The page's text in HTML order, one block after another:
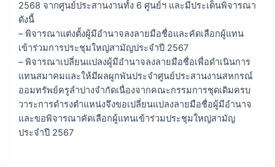
2568 จากศูนย์ประสานงานทั้ง 6 ศูนย์ฯ และมีประเด็นพิจารณา
ดังนี้
– พิจารณาแต่งตั้งผู้มีอำนาจลงลายมือชื่อและคัดเลือกผู้แทน
เข้าร่วมการประชุมใหญ่สามัญประจำปี 2567
– พิจารณาเปลี่ยนแปลงผู้มีอำนาจลงลายมือชื่อเพื่อดำเนินการ
แทนสมาคมและให้มีผลผูกพันประจำศูนย์ประสานงานสหกรณ์
ออมทรัพย์ครูลำปางจำกัดเนื่องจากคณะกรรมการชุดเดิมครบ
วาระการดำรงตำแหน่งจึงขอเปลี่ยนแปลงลายมือชื่อผู้มีอำนาจ
และขอพิจารณาคัดเลือกผู้แทนเข้าร่วมประชุมใหญ่สามัญ
ประจำปี 2567